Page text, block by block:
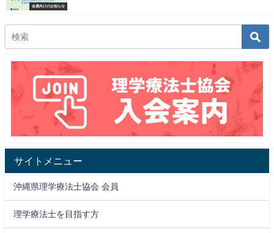
会員向けのお知らせ
サイトメニュー
沖縄県理学療法士協会 会員
理学療法士を目指す方